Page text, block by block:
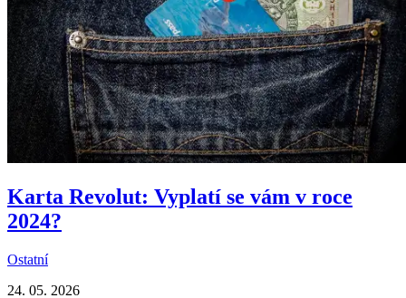
Karta Revolut: Vyplatí se vám v roce
2024?
Ostatní
24. 05. 2026